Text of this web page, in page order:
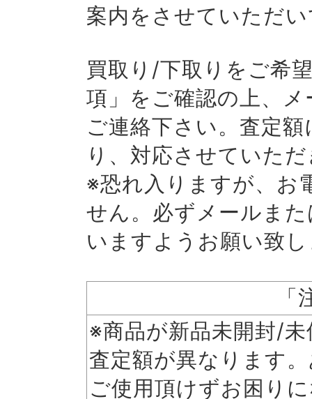
案内をさせていただ
買取り/下取りをご希
項」をご確認の上、
ご連絡下さい。査定
り、対応させていた
※恐れ入りますが、お
せん。必ずメールま
いますようお願い致
※商品が新品未開封/
査定額が異なります
ご使用頂けずお困り